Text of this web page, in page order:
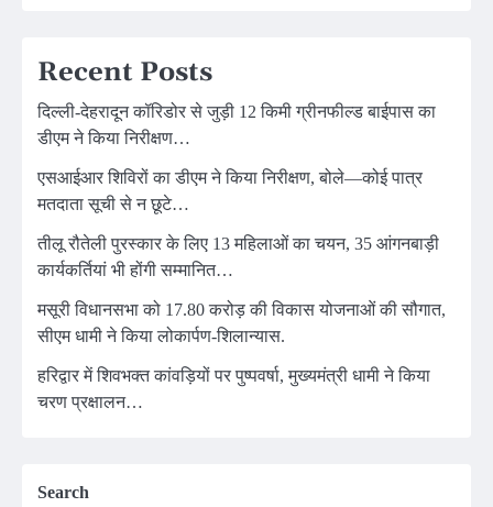
Recent Posts
दिल्ली-देहरादून कॉरिडोर से जुड़ी 12 किमी ग्रीनफील्ड बाईपास का
डीएम ने किया निरीक्षण…
एसआईआर शिविरों का डीएम ने किया निरीक्षण, बोले—कोई पात्र
मतदाता सूची से न छूटे…
तीलू रौतेली पुरस्कार के लिए 13 महिलाओं का चयन, 35 आंगनबाड़ी
कार्यकर्तियां भी होंगी सम्मानित…
मसूरी विधानसभा को 17.80 करोड़ की विकास योजनाओं की सौगात,
सीएम धामी ने किया लोकार्पण-शिलान्यास.
हरिद्वार में शिवभक्त कांवड़ियों पर पुष्पवर्षा, मुख्यमंत्री धामी ने किया
चरण प्रक्षालन…
Search